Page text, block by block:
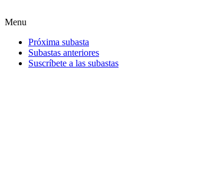
Menu
Próxima subasta
Subastas anteriores
Suscríbete a las subastas